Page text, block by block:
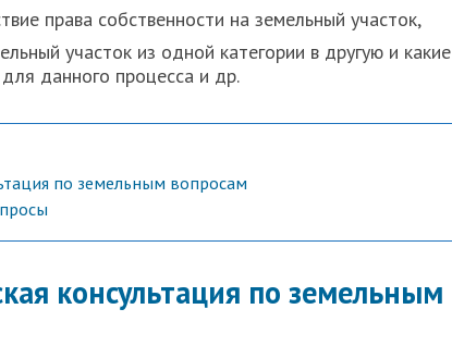
права собственности на земельный участок,
участок из одной категории в другую и какие
данного процесса и др.
по земельным вопросам
консультация по земельным